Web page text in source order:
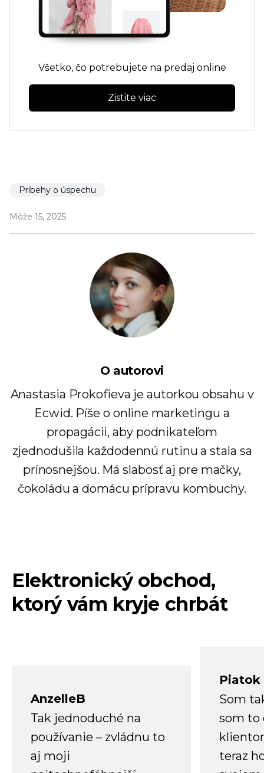
Všetko, čo potrebujete na predaj online
Zistite viac
Príbehy o úspechu
Môže 15, 2025
O autorovi
Anastasia Prokofieva je autorkou obsahu v
Ecwid. Píše o online marketingu a
propagácii, aby podnikateľom
zjednodušila každodennú rutinu a stala sa
prínosnejšou. Má slabosť aj pre mačky,
čokoládu a domácu prípravu kombuchy.
Elektronický obchod,
ktorý vám kryje chrbát
AnzelleB
Tak jednoduché na
používanie – zvládnu to
aj moji
Piatok
Som
som to
teraz